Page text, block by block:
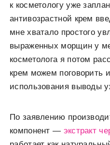
к косметологу уже
антивозрастной крем
мне хватало простого
выраженных морщин у
косметолога я потом
крем можем поговорить
использования выводы
По заявлению
компонент — экстракт